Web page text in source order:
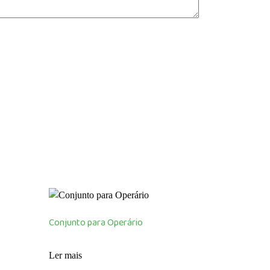
Conjunto para Operário
Ler mais